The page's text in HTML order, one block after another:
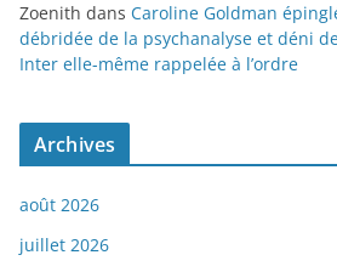
Zoenith dans Caroline Goldman
débridée de la psychanalyse et déni
Inter elle-même rappelée à l’ordre
Archives
août 2026
juillet 2026